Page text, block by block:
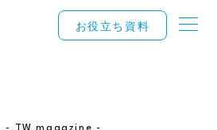
お役立ち資料